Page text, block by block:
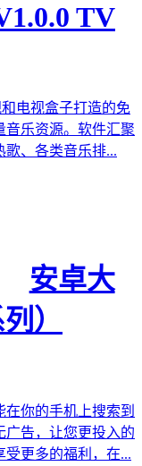
TV
电视盒子打造的免
音乐资源。软件汇聚
、各类音乐排...
安卓大
）
你的手机上搜索到
广告，让您更投入的
更多的福利，在...